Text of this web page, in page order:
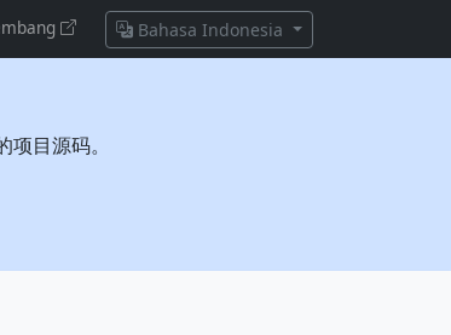
Bahasa Indonesia
目源码。